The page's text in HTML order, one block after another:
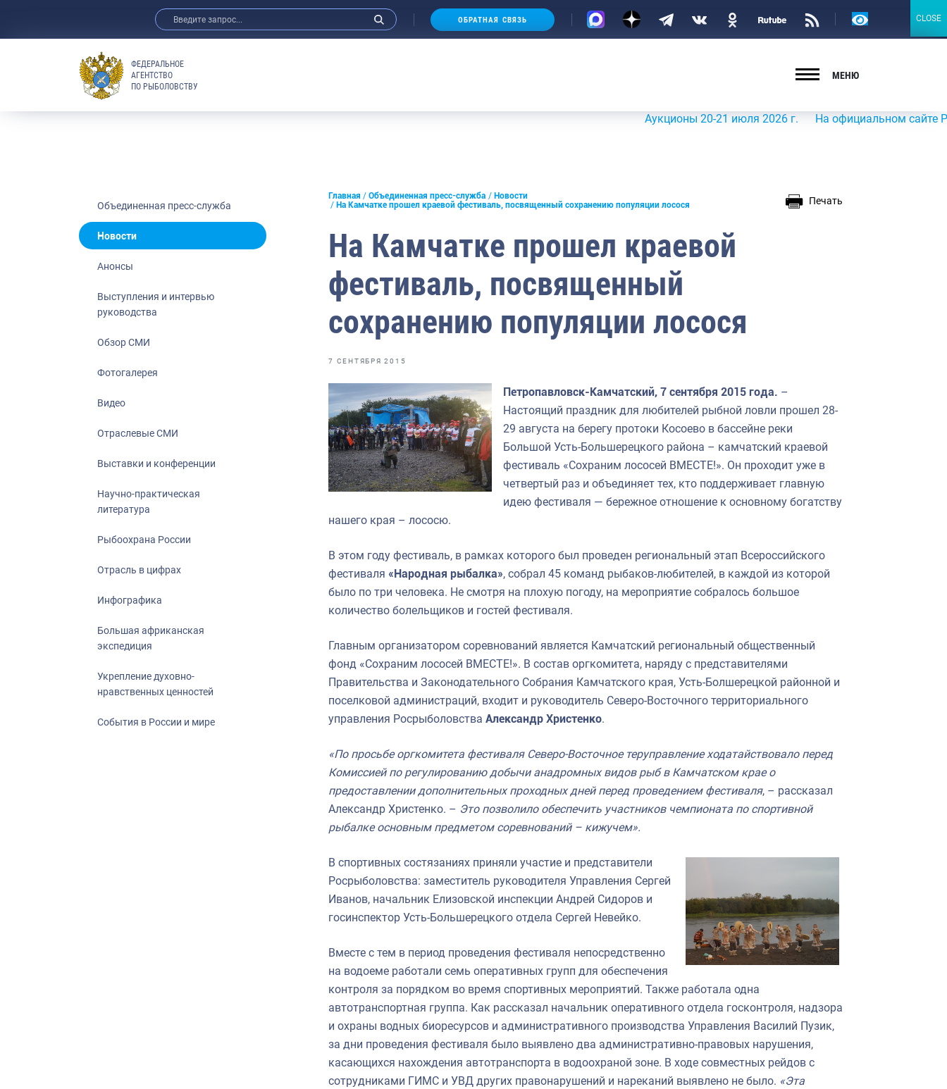
Анонсы
Отраслевые СМИ
Выставки и конференции
Научно-практическая литература
Рыбоохрана России
Отрасль в цифрах
Большая африканская экспедиция
Укрепление духовно-нравственных
События в России и мире
ОБРАТНАЯ СВЯЗЬ
Версия
ФЕДЕРАЛЬНОЕ
АГЕНТСТВО
ПО РЫБОЛОВСТВУ
МЕНЮ
Аукционы 20-21 июля 2026 г. На официальном сайте
Объединенная пресс-служба
Новости
Анонсы
Выступления и интервью
руководства
Обзор СМИ
Фотогалерея
Видео
Отраслевые СМИ
Выставки и конференции
Научно-практическая
литература
Рыбоохрана России
Отрасль в цифрах
Инфографика
Большая африканская
экспедиция
Укрепление духовно-
нравственных ценностей
События в России и мире
Главная Объединенная пресс-служба
Новости
На Камчатке прошел краевой фестиваль, посвященный сохранению популяции лосося
Печать
На Камчатке прошел краевой
фестиваль, посвященный
сохранению популяции лосося
7 СЕНТЯБРЯ 2015
Петропавловск-Камчатский, 7 сентября 2015 года. –
Настоящий праздник для любителей рыбной ловли прошел 28-
29 августа на берегу протоки Косоево в бассейне реки
Большой Усть-Большерецкого района – камчатский краевой
фестиваль «Сохраним лососей ВМЕСТЕ!». Он проходит уже в
четвертый раз и объединяет тех, кто поддерживает главную
идею фестиваля — бережное отношение к основному богатству
нашего края – лососю.
В этом году фестиваль, в рамках которого был проведен региональный этап Всероссийского
фестиваля «Народная рыбалка», собрал 45 команд рыбаков-любителей, в каждой из которой
было по три человека. Не смотря на плохую погоду, на мероприятие собралось большое
количество болельщиков и гостей фестиваля.
Главным организатором соревнований является Камчатский региональный общественный
фонд «Сохраним лососей ВМЕСТЕ!». В состав оргкомитета, наряду с представителями
Правительства и Законодательного Собрания Камчатского края, Усть-Болшерецкой районной и
поселковой администраций, входит и руководитель Северо-Восточного территориального
управления Росрыболовства Александр Христенко.
«По просьбе оргкомитета фестиваля Северо-Восточное теруправление ходатайствовало перед
Комиссией по регулированию добычи анадромных видов рыб в Камчатском крае о
предоставлении дополнительных проходных дней перед проведением фестиваля, – рассказал
Александр Христенко. – Это позволило обеспечить участников чемпионата по спортивной
рыбалке основным предметом соревнований – кижучем».
В спортивных состязаниях приняли участие и представители
Росрыболовства: заместитель руководителя Управления Сергей
Иванов, начальник Елизовской инспекции Андрей Сидоров и
госинспектор Усть-Большерецкого отдела Сергей Невейко.
Вместе с тем в период проведения фестиваля непосредственно
на водоеме работали семь оперативных групп для обеспечения
контроля за порядком во время спортивных мероприятий. Также работала одна
автотранспортная группа. Как рассказал начальник оперативного отдела госконтроля, надзора
и охраны водных биоресурсов и административного производства Управления Василий Пузик,
за дни проведения фестиваля было выявлено два административно-правовых нарушения,
касающихся нахождения автотранспорта в водоохраной зоне. В ходе совместных рейдов с
сотрудниками ГИМС и УВД других правонарушений и нареканий выявлено не было. «Эта
CLOSE
CLOSE